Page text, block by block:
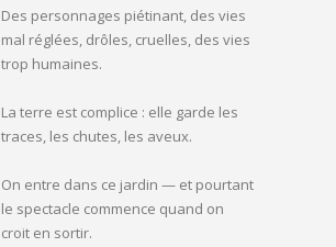
Des personnages piétinant, des vies
mal réglées, drôles, cruelles, des vies
trop humaines.
La terre est complice : elle garde les
traces, les chutes, les aveux.
On entre dans ce jardin — et pourtant
le spectacle commence quand on
croit en sortir.